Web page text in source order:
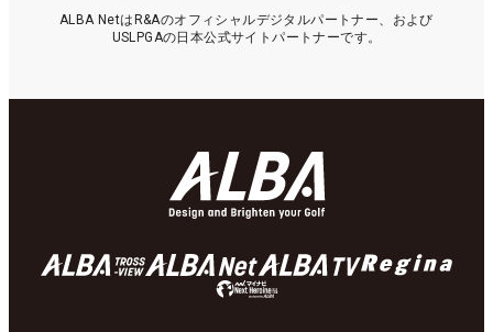
ALBA NetはR&Aのオフィシャルデジタルパートナー、および
USLPGAの日本公式サイトパートナーです。